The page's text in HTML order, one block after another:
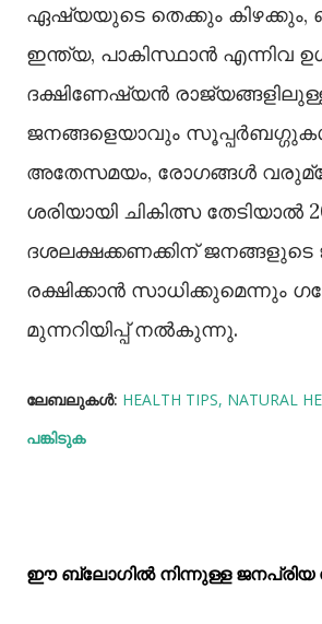
ഏഷ്യയുടെ തെക്കും കിഴക്കും,
ഇന്ത്യ, പാകിസ്ഥാൻ എന്നിവ
ദക്ഷിണേഷ്യൻ
ജനങ്ങളെയാവും
അതേസമയം, രോഗങ്ങള്‍
ശരിയായി ചികിത്സ തേടിയാല്‍
ദശലക്ഷക്കണക്കിന് ജനങ്ങളുടെ
രക്ഷിക്കാൻ സാധിക്കുമെന്നും
മുന്നറിയിപ്പ് നല്‍കുന്നു.
ലേബലുകള്‍: HEALTH TIPS NATURAL
പങ്കിടുക
ഈ ബ്ലോഗിൽ നിന്നുള്ള ജനപ്രിയ